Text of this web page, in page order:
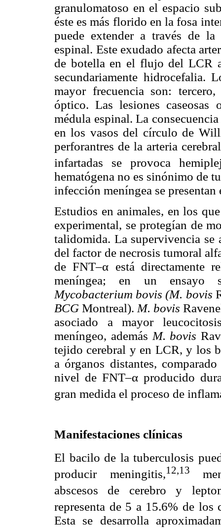
granulomatoso en el espacio
éste es más florido en la fosa
puede extender a través de
espinal. Este exudado afecta
de botella en el flujo del LCR
secundariamente hidrocefalia.
mayor frecuencia son:
óptico. Las lesiones caseosas
médula espinal. La
en los vasos del círculo de
perforantres de la arteria
infartadas se provoca
hematógena no es sinónimo de
infección meníngea se
Estudios en animales, en los
experimental, se protegían de
talidomida. La supervivencia
del factor de necrosis tumoral
de FNT–α está directamente
meníngea; en un ensayo
Mycobacterium bovis (M. bovis
BCGMontreal). M. bovis
asociado a mayor
meníngeo, además M. bovis
tejido cerebral y en LCR, y los
a órganos distantes,
nivel de FNT–α producido
gran medida el proceso de
Manifestaciones clínicas
El bacilo de la tuberculosis
producir meningitis,12,13
abscesos de cerebro y
representa de 5 a 15.6% de los
Esta se desarrolla